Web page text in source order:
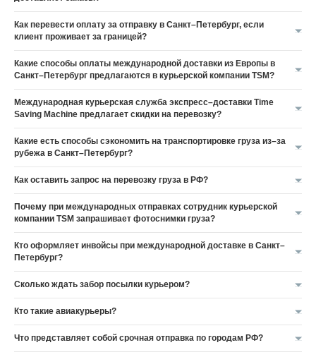
Как перевести оплату за отправку в Санкт–Петербург, если
клиент проживает за границей?
Какие способы оплаты международной доставки из Европы в
Санкт–Петербург предлагаются в курьерской компании TSM?
Международная курьерская служба экспресс–доставки Time
Saving Machine предлагает скидки на перевозку?
Какие есть способы сэкономить на транспортировке груза из–за
рубежа в Санкт–Петербург?
Как оставить запрос на перевозку груза в РФ?
Почему при международных отправках сотрудник курьерской
компании TSM запрашивает фотоснимки груза?
Кто оформляет инвойсы при международной доставке в Санкт–
Петербург?
Сколько ждать забор посылки курьером?
Кто такие авиакурьеры?
Что представляет собой срочная отправка по городам РФ?